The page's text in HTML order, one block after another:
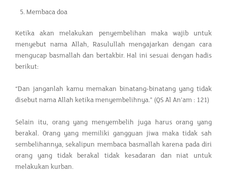
Membaca doa
Ketika akan melakukan penyembelihan maka wajib untuk
menyebut nama Allah, Rasulullah mengajarkan dengan cara
mengucap basmallah dan bertakbir. Hal ini sesuai dengan hadis
berikut:
“Dan janganlah kamu memakan binatang-binatang yang tidak
disebut nama Allah ketika menyembelihnya.” (QS Al An’am : 121)
Selain itu, orang yang menyembelih juga harus orang yang
berakal. Orang yang memiliki gangguan jiwa maka tidak sah
sembelihannya, sekalipun membaca basmallah karena pada diri
orang yang tidak berakal tidak kesadaran dan niat untuk
melakukan kurban.